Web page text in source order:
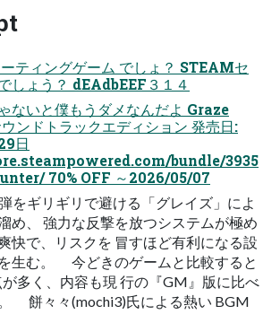
ティングゲーム でしょ？ STEAMセ
しょう？ dEAdbEEF３１４
ないと僕もうダメなんだよ Graze
ンドトラックエディション 発売日:
日
bundle/3935
70% OFF ～2026/05/07
をギリギリで避ける「グレイズ」によ
め、 強力な反撃を放つシステムが極め
快で、リスクを 冒すほど有利になる設
生む。 今どきのゲームと比較すると
多く、内容も現 行の『GM』版に比べ
餅々々(mochi3)氏による熱い BGM